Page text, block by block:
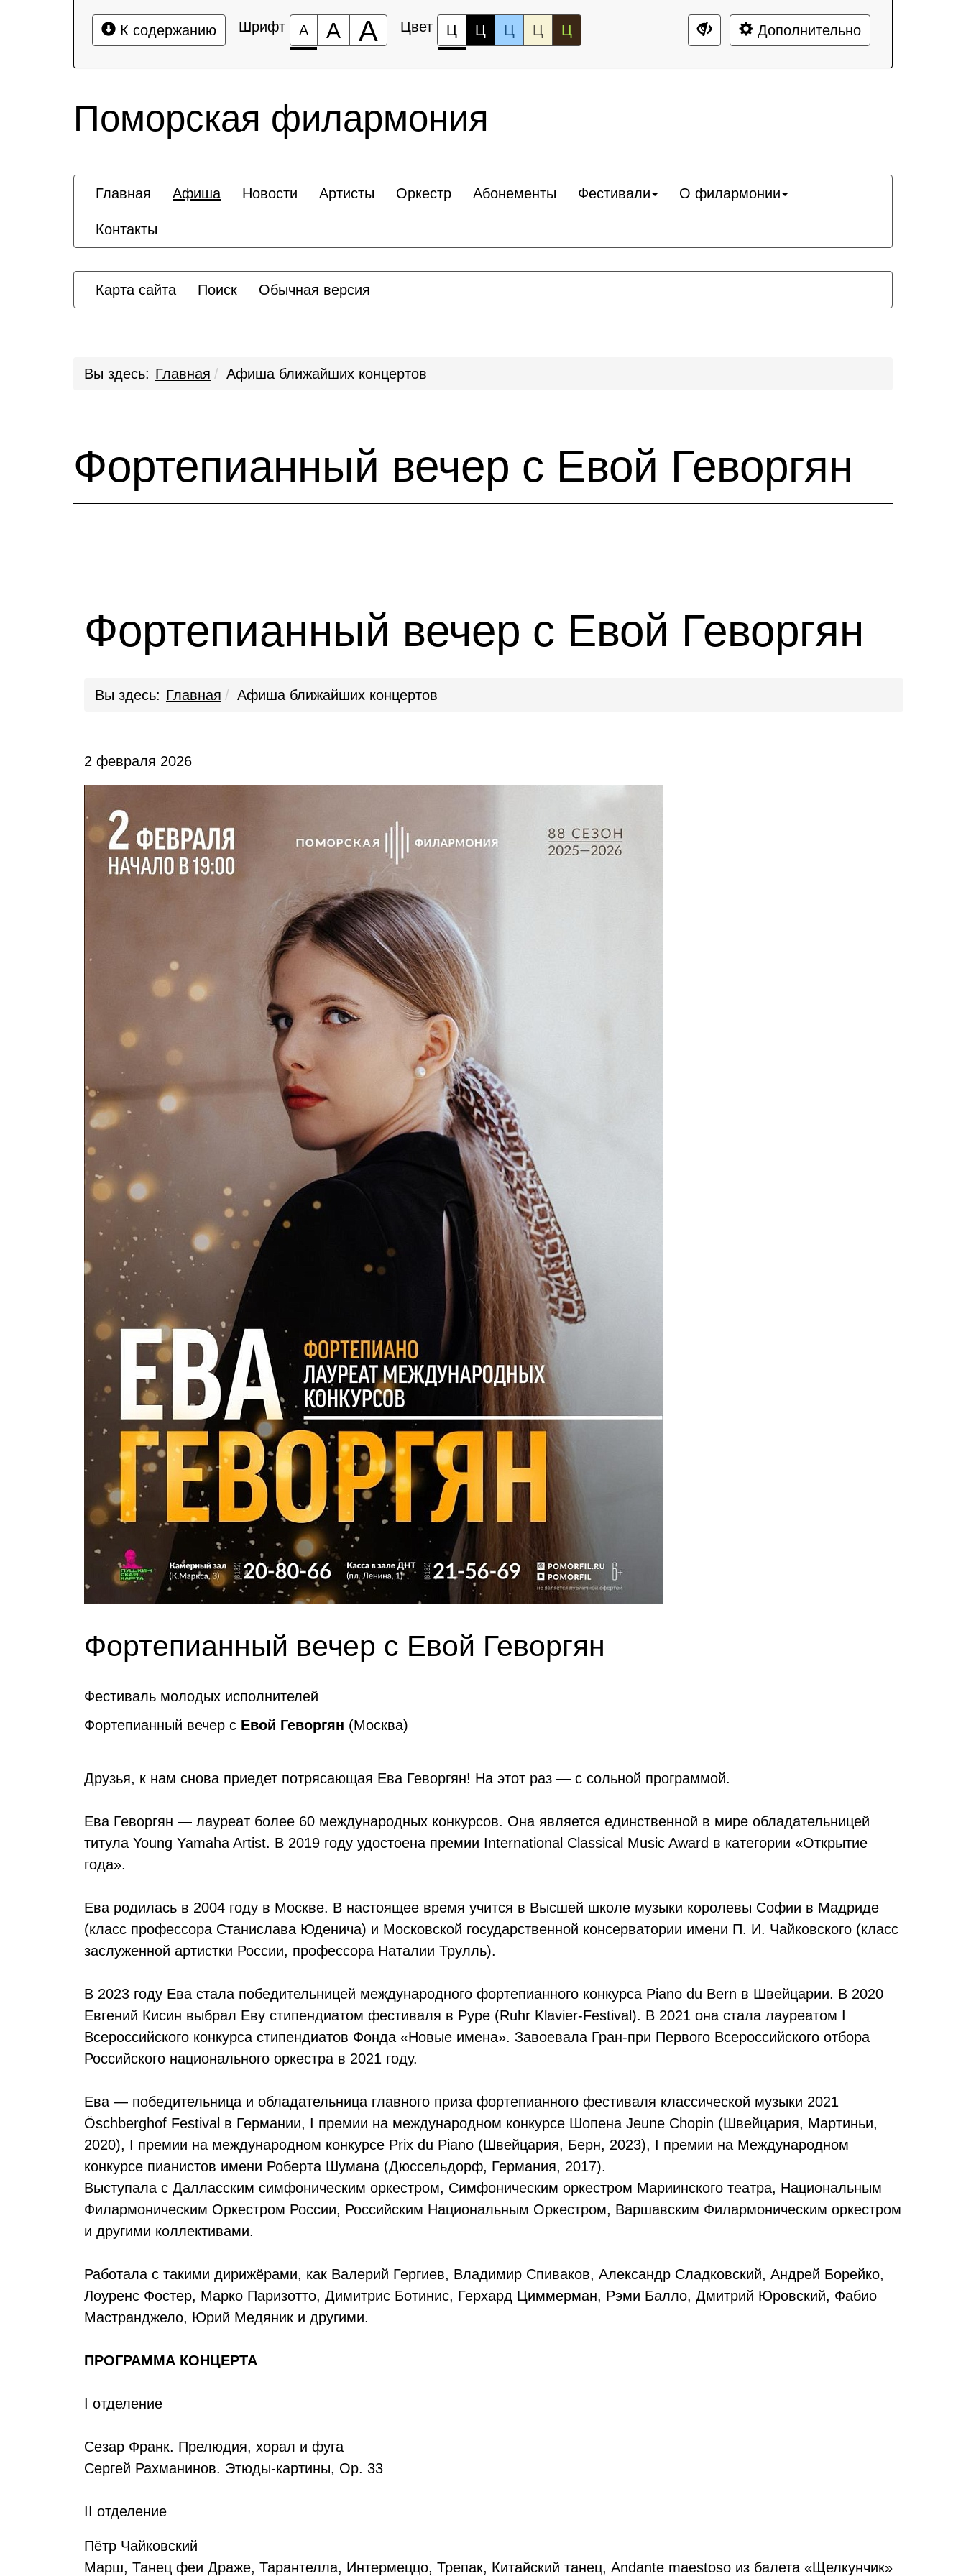
К содержанию Шрифт А А А Цвет Ц Ц Ц Ц Ц Дополнительно
Поморская филармония
Главная Афиша Новости Артисты Оркестр Абонементы Фестивали О филармонии
Контакты
Карта сайта Поиск Обычная версия
Вы здесь: Главная Афиша ближайших концертов
Фортепианный вечер с Евой Геворгян
Фортепианный вечер с Евой Геворгян
Вы здесь: Главная Афиша ближайших концертов
2 февраля 2026
Фортепианный вечер с Евой Геворгян
Фестиваль молодых исполнителей
Фортепианный вечер с Евой Геворгян (Москва)
Друзья, к нам снова приедет потрясающая Ева Геворгян! На этот раз — с сольной программой.
Ева Геворгян — лауреат более 60 международных конкурсов. Она является единственной в мире обладательницей
титула Young Yamaha Artist. В 2019 году удостоена премии International Classical Music Award в категории «Открытие
года».
Ева родилась в 2004 году в Москве. В настоящее время учится в Высшей школе музыки королевы Софии в Мадриде
(класс профессора Станислава Юденича) и Московской государственной консерватории имени П. И. Чайковского (класс
заслуженной артистки России, профессора Наталии Трулль).
В 2023 году Ева стала победительницей международного фортепианного конкурса Piano du Bern в Швейцарии. В 2020
Евгений Кисин выбрал Еву стипендиатом фестиваля в Руре (Ruhr Klavier-Festival). В 2021 она стала лауреатом I
Всероссийского конкурса стипендиатов Фонда «Новые имена». Завоевала Гран-при Первого Всероссийского отбора
Российского национального оркестра в 2021 году.
Ева — победительница и обладательница главного приза фортепианного фестиваля классической музыки 2021
Öschberghof Festival в Германии, I премии на международном конкурсе Шопена Jeune Chopin (Швейцария, Мартиньи,
2020), I премии на международном конкурсе Prix du Piano (Швейцария, Берн, 2023), I премии на Международном
конкурсе пианистов имени Роберта Шумана (Дюссельдорф, Германия, 2017).
Выступала с Далласским симфоническим оркестром, Симфоническим оркестром Мариинского театра, Национальным
Филармоническим Оркестром России, Российским Национальным Оркестром, Варшавским Филармоническим оркестром
и другими коллективами.
Работала с такими дирижёрами, как Валерий Гергиев, Владимир Спиваков, Александр Сладковский, Андрей Борейко,
Лоуренс Фостер, Марко Паризотто, Димитрис Ботинис, Герхард Циммерман, Рэми Балло, Дмитрий Юровский, Фабио
Мастранджело, Юрий Медяник и другими.
ПРОГРАММА КОНЦЕРТА
I отделение
Сезар Франк. Прелюдия, хорал и фуга
Сергей Рахманинов. Этюды-картины, Op. 33
II отделение
Пётр Чайковский
Марш, Танец феи Драже, Тарантелла, Интермеццо, Трепак, Китайский танец, Andante maestoso из балета «Щелкунчик»